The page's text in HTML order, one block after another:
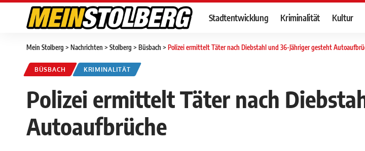
Stadtentwicklung Kriminalität Kultur
Mein Stolberg > Nachrichten > Stolberg > Büsbach > Polizei ermittelt Täter nach Diebstahl und 36-Jähriger gesteht
BÜSBACH KRIMINALITÄT
Polizei ermittelt Täter nach
Autoaufbrüche